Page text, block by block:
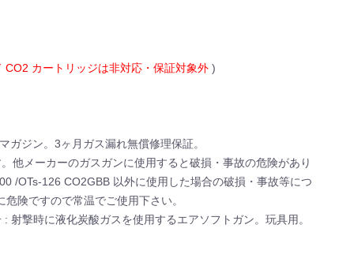
CO2 カートリッジは非対応・保証対象外 )
ジン。3ヶ月ガス漏れ無償修理保証。
メーカーのガスガンに使用すると破損・事故の危険があり
/OTs-126 CO2GBB 以外に使用した場合の破損・事故等につ
険ですので常温でご使用下さい。
撃時に液化炭酸ガスを使用するエアソフトガン。玩具用。